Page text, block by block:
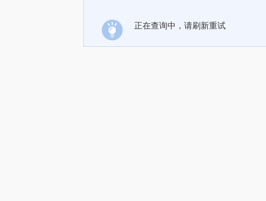
正在查询中，请刷新重试